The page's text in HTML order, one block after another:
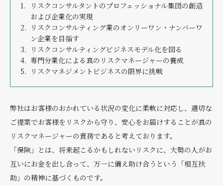
リスクコンサルタントのプロフェッショナル集団の創造
および企業化の実現
リスクコンサルティング業のオンリーワン・ナンバーワ
ン企業を目指す
リスクコンサルティングビジネスモデル化を図る
専門分業化による真のリスクマネージャーの養成
リスクマネジメントビジネスの限界に挑戦
弊社はお客様のおかれている状況の変化に柔軟に対応し、適切な
ご提案でお客様をリスクから守り、安心をお届けすることが真の
リスクマネージャーの責務であると考えております。
「保険」とは、将来起こるかもしれないリスクに、大勢の人がお
互いにお金を出し合って、万一に備え助け合うという「相互扶
助」の精神に基づくものです。